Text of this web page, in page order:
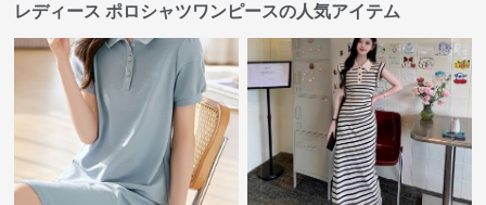
レディース ポロシャツワンピースの人気アイテム